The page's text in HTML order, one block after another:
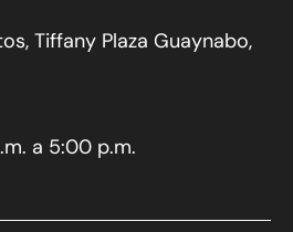
Tiffany Plaza Guaynabo,
a 5:00 p.m.